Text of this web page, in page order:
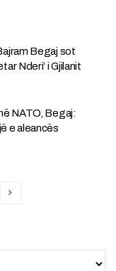
Begaj sot
Nderi’ i Gjilanit
NATO, Begaj:
e aleancës